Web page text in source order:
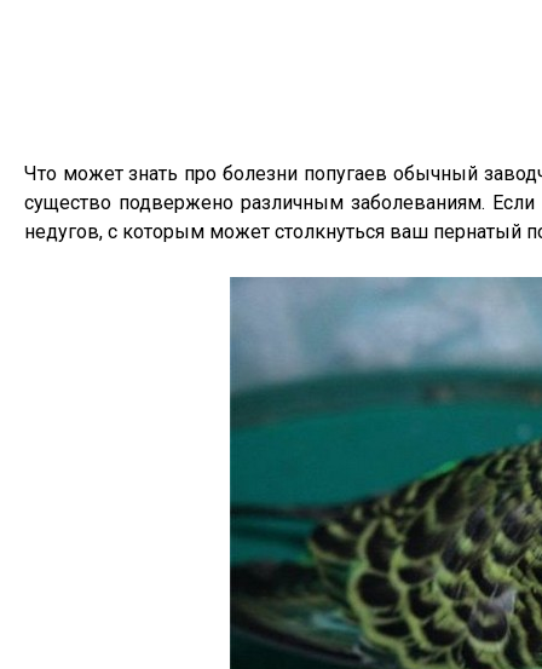
Что может знать про болезни попугаев обычный
существо подвержено различным заболеваниям.
недугов, с которым может столкнуться ваш пернатый